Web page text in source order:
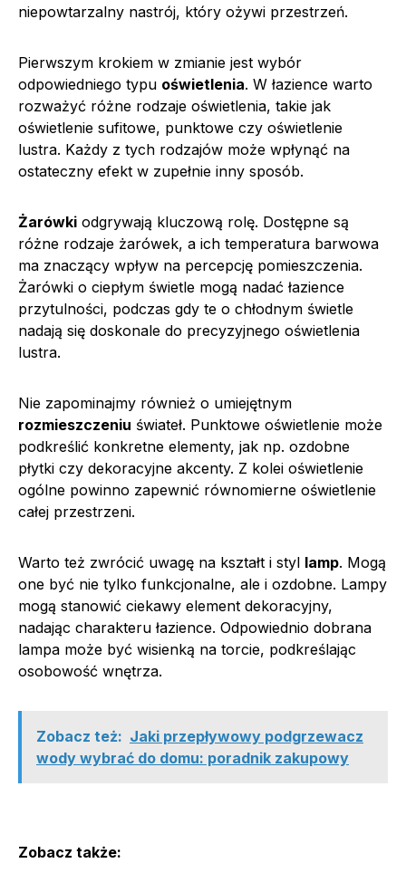
niepowtarzalny nastrój, który ożywi przestrzeń.
Pierwszym krokiem w zmianie jest wybór
odpowiedniego typu oświetlenia. W łazience warto
rozważyć różne rodzaje oświetlenia, takie jak
oświetlenie sufitowe, punktowe czy oświetlenie
lustra. Każdy z tych rodzajów może wpłynąć na
ostateczny efekt w zupełnie inny sposób.
Żarówki odgrywają kluczową rolę. Dostępne są
różne rodzaje żarówek, a ich temperatura barwowa
ma znaczący wpływ na percepcję pomieszczenia.
Żarówki o ciepłym świetle mogą nadać łazience
przytulności, podczas gdy te o chłodnym świetle
nadają się doskonale do precyzyjnego oświetlenia
lustra.
Nie zapominajmy również o umiejętnym
rozmieszczeniu świateł. Punktowe oświetlenie może
podkreślić konkretne elementy, jak np. ozdobne
płytki czy dekoracyjne akcenty. Z kolei oświetlenie
ogólne powinno zapewnić równomierne oświetlenie
całej przestrzeni.
Warto też zwrócić uwagę na kształt i styl lamp. Mogą
one być nie tylko funkcjonalne, ale i ozdobne. Lampy
mogą stanowić ciekawy element dekoracyjny,
nadając charakteru łazience. Odpowiednio dobrana
lampa może być wisienką na torcie, podkreślając
osobowość wnętrza.
Zobacz też: Jaki przepływowy podgrzewacz
wody wybrać do domu: poradnik zakupowy
Zobacz także: